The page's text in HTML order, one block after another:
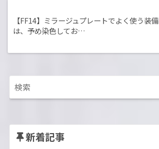
【FF14】ミラージュプレートでよく使う装備
は、予め染色してお…
新着記事